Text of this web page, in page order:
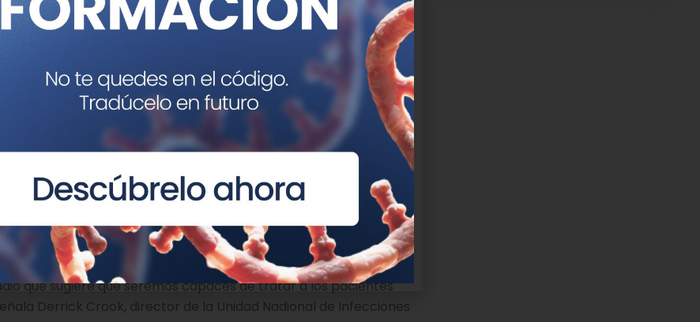
concluyen que“la secuenciación de genoma completo puede
antituberculosis de primera línea con un grado de
aproximación presenta varias ventajas principales. En primer
más adecuados para un paciente. En segundo lugar, permitiría
pruebas para evaluar la susceptibilidad a antibióticos que
la secuenciación del genoma tiene la capacidad de identificar
al de otros métodos basados en PCR.
estudios para ampliar la predicción de susceptibilidad a
y Nueva York ya han manifestado su intención de detener las
de primera línea basadas en cultivos a favor de utilizar
que sugiere que seremos capaces de tratar a los pacientes
Derrick Crook, director de la Unidad Nadional de Infecciones